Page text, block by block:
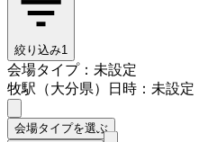
絞り込み1
会場タイプ：未設定
牧駅（大分県）
日時：未設定
会場タイプを選ぶ